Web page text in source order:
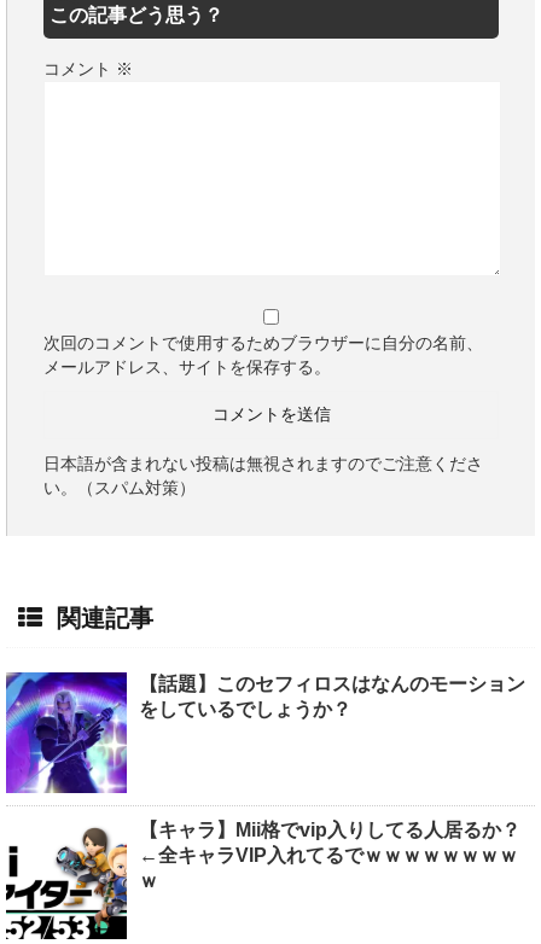
この記事どう思う？
コメント ※
次回のコメントで使用するためブラウザーに自分の名前、
メールアドレス、サイトを保存する。
日本語が含まれない投稿は無視されますのでご注意くださ
い。（スパム対策）
関連記事
【話題】このセフィロスはなんのモーション
をしているでしょうか？
【キャラ】Mii格でvip入りしてる人居るか？
←全キャラVIP入れてるでｗｗｗｗｗｗｗｗ
ｗ